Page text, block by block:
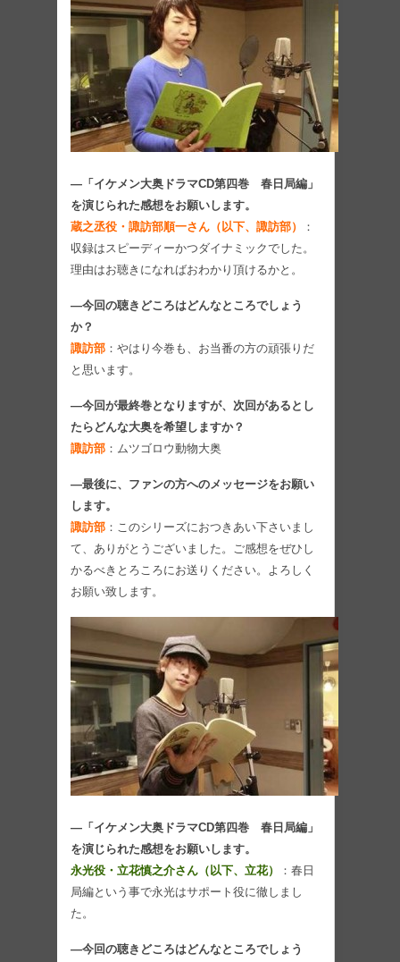
―「イケメン大奥ドラマCD第四巻 春日局編」
を演じられた感想をお願いします。
蔵之丞役・諏訪部順一さん（以下、諏訪部）
：
収録はスピーディーかつダイナミックでした。
理由はお聴きになればおわかり頂けるかと。
―今回の聴きどころはどんなところでしょう
か？
諏訪部 ：やはり今巻も、お当番の方の頑張りだ
と思います。
―今回が最終巻となりますが、次回があるとし
たらどんな大奥を希望しますか？
諏訪部 ：ムツゴロウ動物大奥
―最後に、ファンの方へのメッセージをお願い
します。
諏訪部 ：このシリーズにおつきあい下さいまし
て、ありがとうございました。ご感想をぜひし
かるべきとろころにお送りください。よろしく
お願い致します。
―「イケメン大奥ドラマCD第四巻 春日局編」
を演じられた感想をお願いします。
永光役・立花慎之介さん（以下、立花）
：春日
局編という事で永光はサポート役に徹しまし
た。
―今回の聴きどころはどんなところでしょう